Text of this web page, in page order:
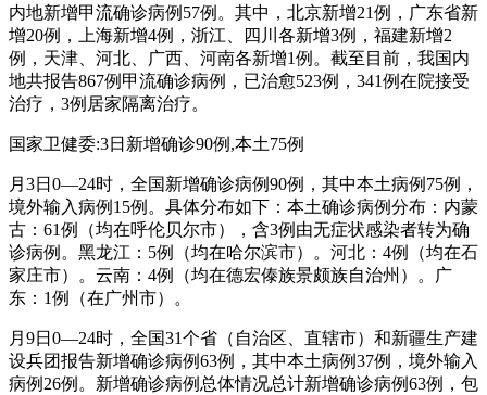
内地新增甲流确诊病例57例。其中，北京新增21例，广东省新
增20例，上海新增4例，浙江、四川各新增3例，福建新增2
例，天津、河北、广西、河南各新增1例。截至目前，我国内
地共报告867例甲流确诊病例，已治愈523例，341例在院接受
治疗，3例居家隔离治疗。
国家卫健委:3日新增确诊90例,本土75例
月3日0—24时，全国新增确诊病例90例，其中本土病例75例，
境外输入病例15例。具体分布如下：本土确诊病例分布：内蒙
古：61例（均在呼伦贝尔市），含3例由无症状感染者转为确
诊病例。黑龙江：5例（均在哈尔滨市）。河北：4例（均在石
家庄市）。云南：4例（均在德宏傣族景颇族自治州）。广
东：1例（在广州市）。
月9日0—24时，全国31个省（自治区、直辖市）和新疆生产建
设兵团报告新增确诊病例63例，其中本土病例37例，境外输入
病例26例。新增确诊病例总体情况总计新增确诊病例63例，包